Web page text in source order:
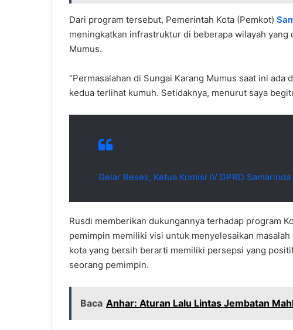
Dari program tersebut, Pemerintah Kota (Pemkot)
meningkatkan infrastruktur di beberapa wilayah yang
Mumus.
“Permasalahan di Sungai Karang Mumus saat ini
kedua terlihat kumuh. Setidaknya, menurut saya
Gelar Reses, Ketua Komisi IV DPRD
Rusdi memberikan dukungannya terhadap program
pemimpin memiliki visi untuk menyelesaikan
kota yang bersih berarti memiliki persepsi yang
seorang pemimpin.
Baca Anhar: Aturan Lalu Lintas Jembatan